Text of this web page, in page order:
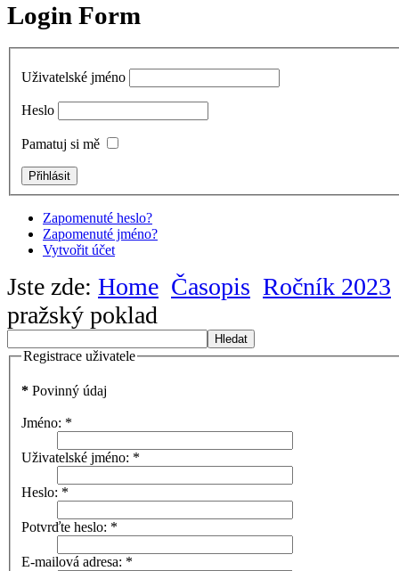
Login Form
Uživatelské jméno
Heslo
Pamatuj si mě
Zapomenuté heslo?
Zapomenuté jméno?
Vytvořit účet
Jste zde: Home Časopis Ročník 2023
pražský poklad
Hledat
Registrace uživatele
* Povinný údaj
Jméno: *
Uživatelské jméno: *
Heslo: *
Potvrďte heslo: *
E-mailová adresa: *